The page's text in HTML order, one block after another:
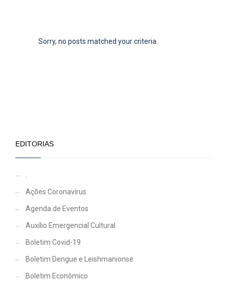
Sorry, no posts matched your criteria.
EDITORIAS
.
Ações Coronavírus
Agenda de Eventos
Auxílio Emergencial Cultural
Boletim Covid-19
Boletim Dengue e Leishmanionse
Boletim Econômico